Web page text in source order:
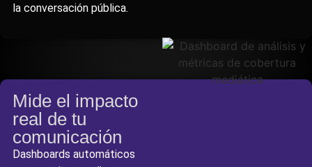
la conversación pública.
Mide el impacto
real de tu
comunicación
Dashboards automáticos